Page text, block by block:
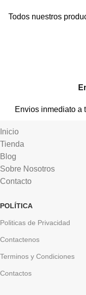
Todos nuestros
Envios inmediato a
Inicio
Tienda
Blog
Sobre Nosotros
Contacto
POLÍTICA
Politicas de Privacidad
Contactenos
Terminos y Condiciones
Contactos